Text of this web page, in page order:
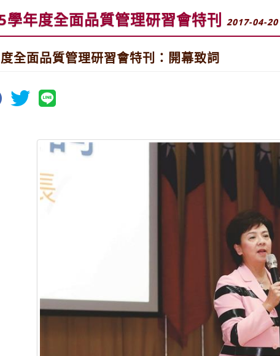
學年度全面品質管理研習會特刊 2017-04-20
全面品質管理研習會特刊：開幕致詞